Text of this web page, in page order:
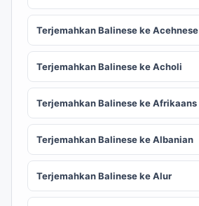
Terjemahkan Balinese ke Acehnese
Terjemahkan Balinese ke Acholi
Terjemahkan Balinese ke Afrikaans
Terjemahkan Balinese ke Albanian
Terjemahkan Balinese ke Alur